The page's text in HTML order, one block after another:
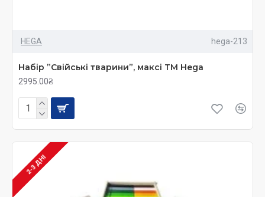
HEGA hega-213
Набір ”Свійські тварини”, максі ТМ Hega
2995.00₴
2-3 ДНІ